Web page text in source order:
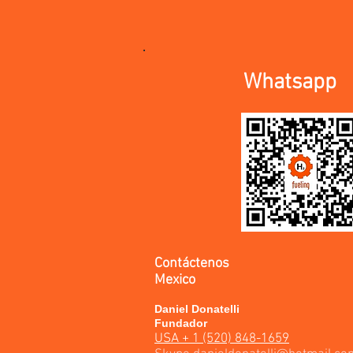
Whatsapp
Contáctenos
Mexico
Daniel Donatelli
Fundador
USA + 1 (520) 848-1659